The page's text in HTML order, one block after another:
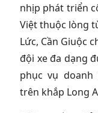
nhịp phát triển
Việt thuộc lòng
Lức, Cần Giuộc
đội xe đa dạng
phục vụ doanh
trên khắp Long